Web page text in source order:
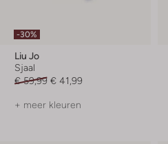
-30%
Liu Jo
Sjaal
€ 59,99 € 41,99
+ meer kleuren